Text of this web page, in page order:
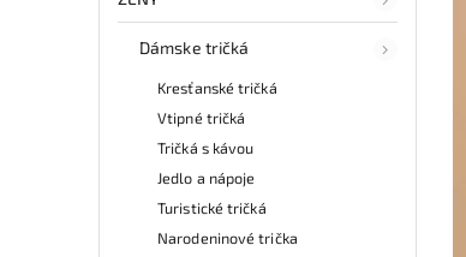
Dámske tričká
Kresťanské tričká
Vtipné tričká
Tričká s kávou
Jedlo a nápoje
Turistické tričká
Narodeninové trička